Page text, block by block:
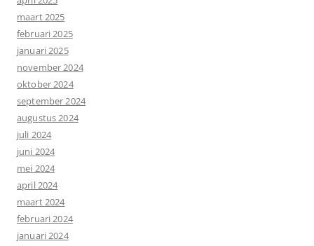
maart 2025
februari 2025
januari 2025
november 2024
oktober 2024
september 2024
augustus 2024
juli 2024
juni 2024
mei 2024
april 2024
maart 2024
februari 2024
januari 2024